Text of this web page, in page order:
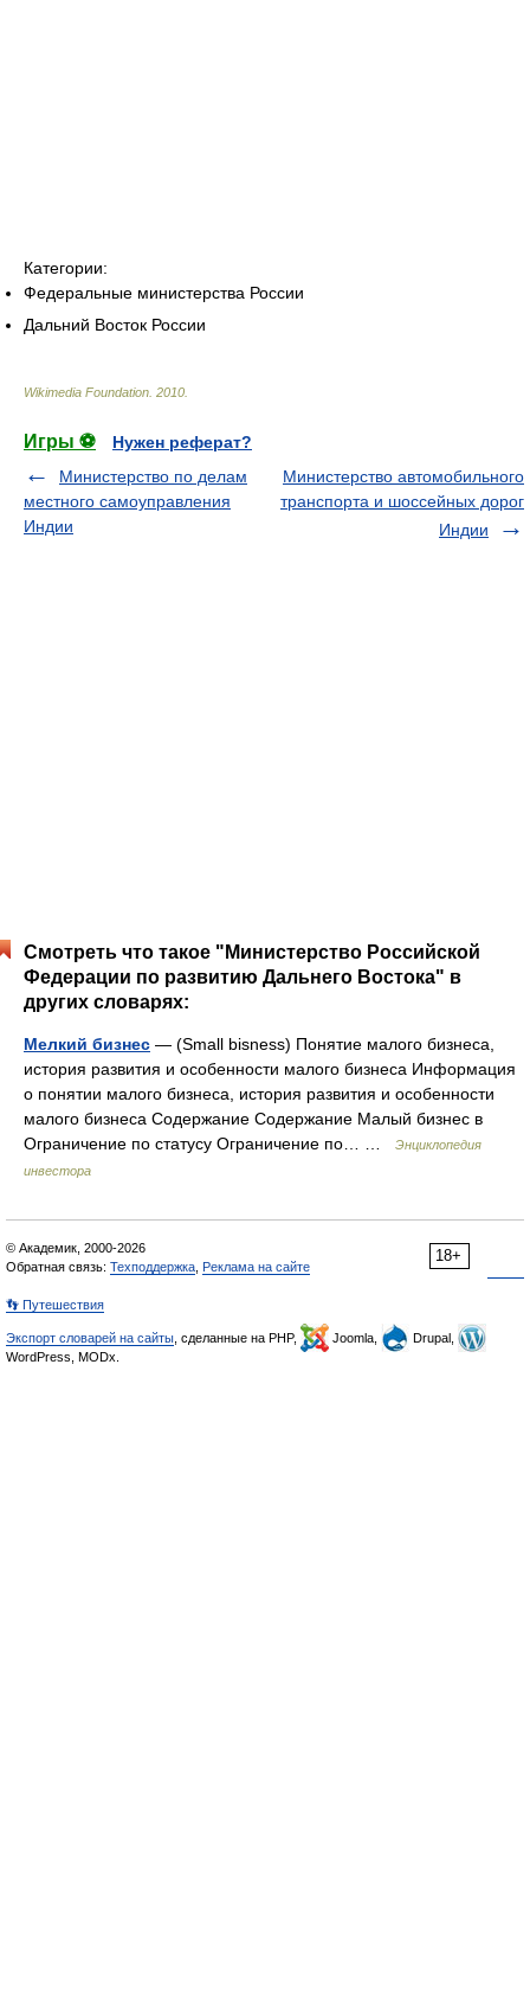
Категории:
Федеральные министерства России
Дальний Восток России
Wikimedia Foundation 2010
Игры ⚽
Нужен реферат?
Министерство по делам
местного самоуправления
Индии
Министерство автомобильного
транспорта и шоссейных дорог
Индии
Смотреть что такое "Министерство Российской
Федерации по развитию Дальнего Востока" в
других словарях:
Мелкий бизнес — (Small bisness) Понятие малого бизнеса,
история развития и особенности малого бизнеса Информация
о понятии малого бизнеса, история развития и особенности
малого бизнеса Содержание Содержание Малый бизнес в
Ограничение по статусу Ограничение по… …
Энциклопедия
инвестора
18+
© Академик, 2000-2026
Обратная связь: Техподдержка Реклама на сайте
👣 Путешествия
Экспорт словарей на сайты , сделанные на PHP, Joomla,
Drupal,
WordPress, MODx.